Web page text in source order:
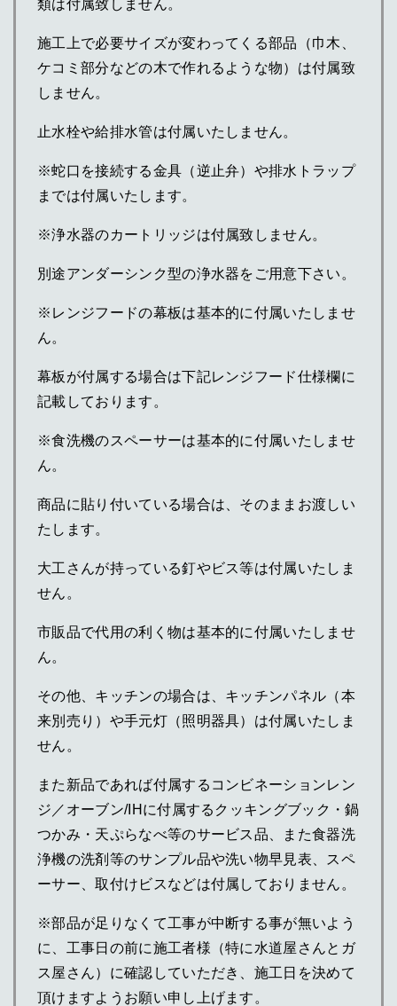
類は付属致しません。
施工上で必要サイズが変わってくる部品（巾木、
ケコミ部分などの木で作れるような物）は付属致
しません。
止水栓や給排水管は付属いたしません。
※蛇口を接続する金具（逆止弁）や排水トラップ
までは付属いたします。
※浄水器のカートリッジは付属致しません。
別途アンダーシンク型の浄水器をご用意下さい。
※レンジフードの幕板は基本的に付属いたしませ
ん。
幕板が付属する場合は下記レンジフード仕様欄に
記載しております。
※食洗機のスペーサーは基本的に付属いたしませ
ん。
商品に貼り付いている場合は、そのままお渡しい
たします。
大工さんが持っている釘やビス等は付属いたしま
せん。
市販品で代用の利く物は基本的に付属いたしませ
ん。
その他、キッチンの場合は、キッチンパネル（本
来別売り）や手元灯（照明器具）は付属いたしま
せん。
また新品であれば付属するコンビネーションレン
ジ／オーブン/IHに付属するクッキングブック・鍋
つかみ・天ぷらなべ等のサービス品、また食器洗
浄機の洗剤等のサンプル品や洗い物早見表、スペ
ーサー、取付けビスなどは付属しておりません。
※部品が足りなくて工事が中断する事が無いよう
に、工事日の前に施工者様（特に水道屋さんとガ
ス屋さん）に確認していただき、施工日を決めて
頂けますようお願い申し上げます。